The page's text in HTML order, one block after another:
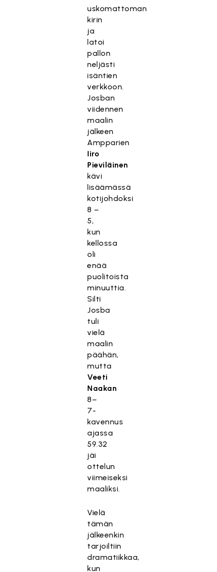
uskomattoman
kirin
ja
latoi
pallon
neljästi
isäntien
verkkoon.
Josban
viidennen
maalin
jälkeen
Ampparien
Iiro
Pieviläinen
kävi
lisäämässä
kotijohdoksi
8 –
5,
kun
kellossa
oli
enää
puolitoista
minuuttia.
Silti
Josba
tuli
vielä
maalin
päähän,
mutta
Veeti
Naakan
8–
7-
kavennus
ajassa
59.32
jäi
ottelun
viimeiseksi
maaliksi.
Vielä
tämän
jälkeenkin
tarjoiltiin
dramatiikkaa,
kun